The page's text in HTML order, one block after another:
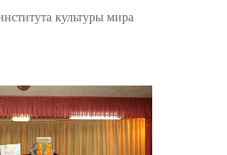
культуры мира